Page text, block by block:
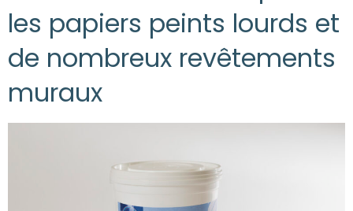
les papiers peints lourds et
de nombreux revêtements
muraux